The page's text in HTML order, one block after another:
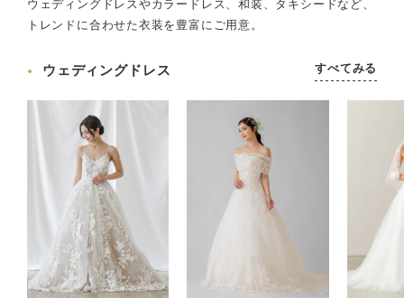
ウェディングドレスやカラードレス、和装、タキシードなど、
トレンドに合わせた衣装を豊富にご用意。
ウェディングドレス すべてみる